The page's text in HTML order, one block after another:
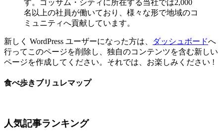
す。ゴッサム・シティに所在する当社では2,000
名以上の社員が働いており、様々な形で地域のコ
ミュニティへ貢献しています。
新しく WordPress ユーザーになった方は、 ダッシュボードへ
行ってこのページを削除し、独自のコンテンツを含む新しい
ページを作成してください。それでは、お楽しみください !
食べ歩きブリュレマップ
人気記事ランキング